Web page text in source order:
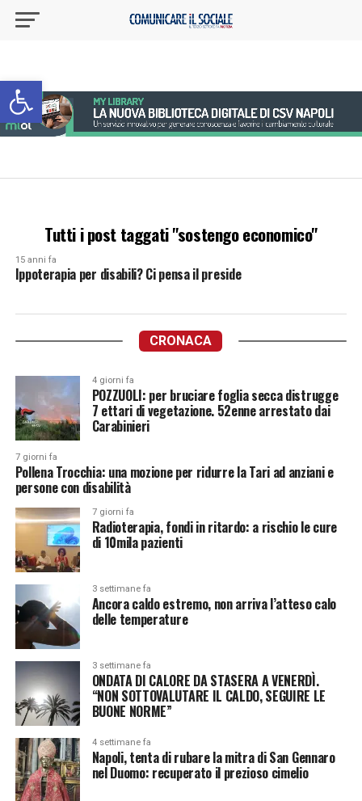
Apri la barra degli strumenti
Tutti i post taggati "sostengo economico"
15 anni fa
Ippoterapia per disabili? Ci pensa il preside
CRONACA
4 giorni fa
POZZUOLI: per bruciare foglia secca distrugge
7 ettari di vegetazione. 52enne arrestato dai
Carabinieri
7 giorni fa
Pollena Trocchia: una mozione per ridurre la Tari ad anziani e
persone con disabilità
7 giorni fa
Radioterapia, fondi in ritardo: a rischio le cure
di 10mila pazienti
3 settimane fa
Ancora caldo estremo, non arriva l’atteso calo
delle temperature
3 settimane fa
ONDATA DI CALORE DA STASERA A VENERDÌ.
“NON SOTTOVALUTARE IL CALDO, SEGUIRE LE
BUONE NORME”
4 settimane fa
Napoli, tenta di rubare la mitra di San Gennaro
nel Duomo: recuperato il prezioso cimelio